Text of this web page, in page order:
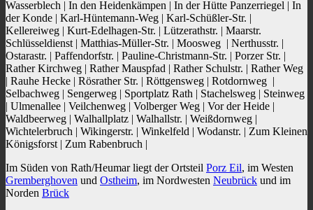
Wasserblech | In den Heidenkämpen | In der Hütte Panzerriegel | In
der Konde | Karl-Hüntemann-Weg | Karl-Schüßler-Str. |
Kellereiweg | Kurt-Edelhagen-Str. | Lützerathstr. | Maarstr.
Schlüsseldienst | Matthias-Müller-Str. | Moosweg | Nerthusstr. |
Ostarastr. | Paffendorfstr. | Pauline-Christmann-Str. | Porzer Str. |
Rather Kirchweg | Rather Mauspfad | Rather Schulstr. | Rather Weg
| Rauhe Hecke | Rösrather Str. | Röttgensweg | Rotdornweg |
Selbachweg | Sengerweg | Sportplatz Rath | Stachelsweg | Steinweg
| Ulmenallee | Veilchenweg | Volberger Weg | Vor der Heide |
Waldbeerweg | Walhallplatz | Walhallstr. | Weißdornweg |
Wichtelerbruch | Wikingerstr. | Winkelfeld | Wodanstr. | Zum Kleinen
Königsforst | Zum Rabenbruch |
Im Süden von Rath/Heumar liegt der Ortsteil Porz Eil, im Westen
Gremberghoven und Ostheim, im Nordwesten Neubrück und im
Norden Brück